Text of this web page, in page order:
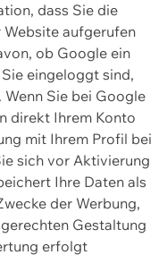
dass Sie die
aufgerufen
ob Google ein
eingeloggt sind,
Sie bei Google
direkt Ihrem Konto
mit Ihrem Profil bei
sich vor Aktivierung
Ihre Daten als
der Werbung,
Gestaltung
erfolgt